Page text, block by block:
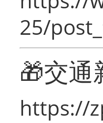
25/
🎁交
https://